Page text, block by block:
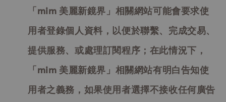
「mim 美麗新鏡界」相關網站可能會要求使
用者登錄個人資料，以便於聯繫、完成交易、
提供服務、或處理訂閱程序；在此情況下，
「mim 美麗新鏡界」相關網站有明白告知使
用者之義務，如果使用者選擇不接收任何廣告